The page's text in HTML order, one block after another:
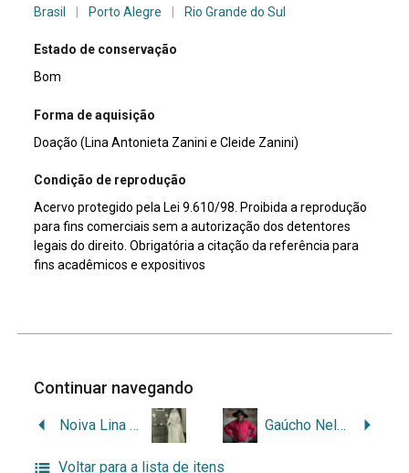
Brasil
Porto Alegre Rio Grande do Sul
Estado de conservação
Bom
Forma de aquisição
Doação (Lina Antonieta Zanini e Cleide Zanini)
Condição de reprodução
Acervo protegido pela Lei 9.610/98. Proibida a reprodução
para fins comerciais sem a autorização dos detentores
legais do direito. Obrigatória a citação da referência para
fins acadêmicos e expositivos
Continuar navegando
Noiva Lina Zanini Gaúcho Nelson Barcelos
Voltar para a lista de itens